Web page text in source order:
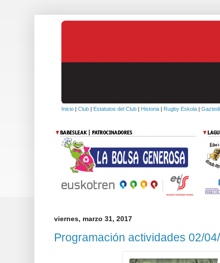
Inicio | Club | Estatutos del Club | Historia | Rugby Eskola |
viernes, marzo 31, 2017
Programación actividades 02/